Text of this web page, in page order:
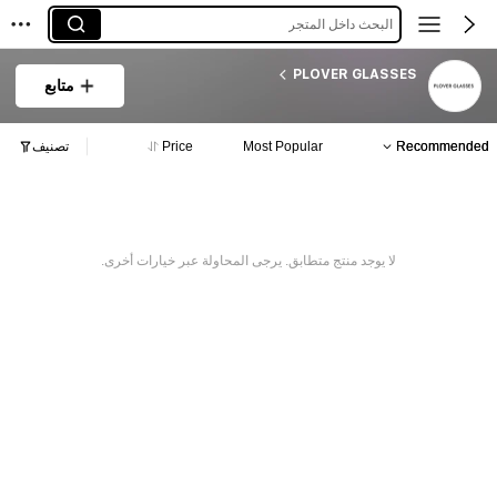
البحث داخل المتجر
PLOVER GLASSES
متابع
Recommended
Most Popular
Price تصنيف
لا يوجد منتج متطابق. يرجى المحاولة عبر خيارات أخرى.